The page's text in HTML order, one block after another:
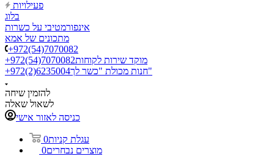
פעילויות
בלוג
אינפורמטיבי על כשרות
מתכונים של אמא
+972(54)7070082
+972(54)7070082מוקד שירות לקוחות
+972(2)6235004
חנות מכולת "כשר לך"
להזמין שיחה
לשאול שאלה
כניסה לאזור אישי
עגלת קניות0
מוצרים נבחרים0